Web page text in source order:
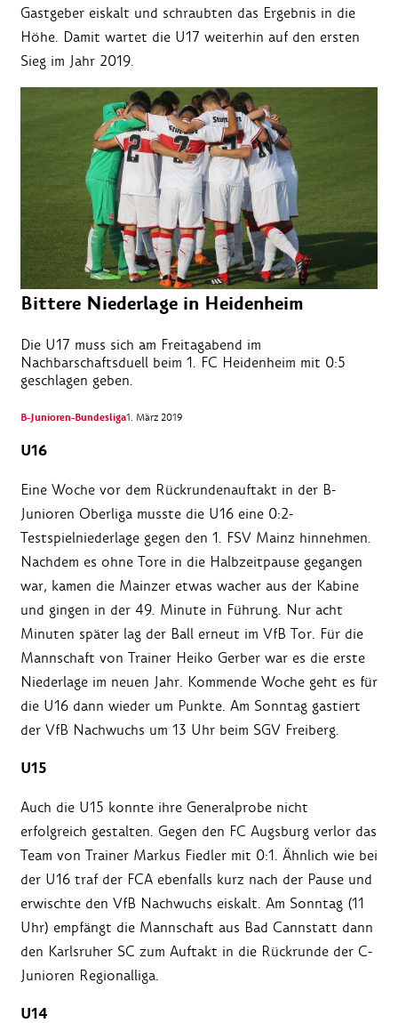
Gastgeber eiskalt und schraubten das Ergebnis in die
Höhe. Damit wartet die U17 weiterhin auf den ersten
Sieg im Jahr 2019.
Bittere Niederlage in Heidenheim
Die U17 muss sich am Freitagabend im
Nachbarschaftsduell beim 1. FC Heidenheim mit 0:5
geschlagen geben.
B-Junioren-Bundesliga1. März 2019
U16
Eine Woche vor dem Rückrundenauftakt in der B-
Junioren Oberliga musste die U16 eine 0:2-
Testspielniederlage gegen den 1. FSV Mainz hinnehmen.
Nachdem es ohne Tore in die Halbzeitpause gegangen
war, kamen die Mainzer etwas wacher aus der Kabine
und gingen in der 49. Minute in Führung. Nur acht
Minuten später lag der Ball erneut im VfB Tor. Für die
Mannschaft von Trainer Heiko Gerber war es die erste
Niederlage im neuen Jahr. Kommende Woche geht es für
die U16 dann wieder um Punkte. Am Sonntag gastiert
der VfB Nachwuchs um 13 Uhr beim SGV Freiberg.
U15
Auch die U15 konnte ihre Generalprobe nicht
erfolgreich gestalten. Gegen den FC Augsburg verlor das
Team von Trainer Markus Fiedler mit 0:1. Ähnlich wie bei
der U16 traf der FCA ebenfalls kurz nach der Pause und
erwischte den VfB Nachwuchs eiskalt. Am Sonntag (11
Uhr) empfängt die Mannschaft aus Bad Cannstatt dann
den Karlsruher SC zum Auftakt in die Rückrunde der C-
Junioren Regionalliga.
U14